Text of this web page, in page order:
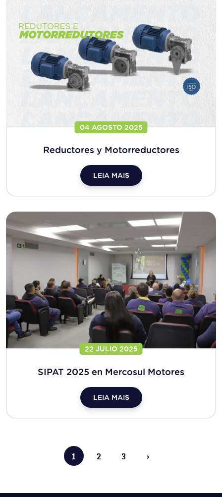
04 AGOSTO 2025
Reductores y Motorreductores
LEIA MAIS
22 JULIO 2025
SIPAT 2025 en Mercosul Motores
LEIA MAIS
1 2 3 ›